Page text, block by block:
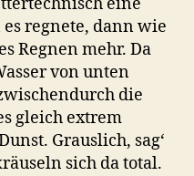
eine
regnete, dann wie
Regnen mehr. Da
von unten
die
gleich extrem
Grauslich, sag‘
sich da total.